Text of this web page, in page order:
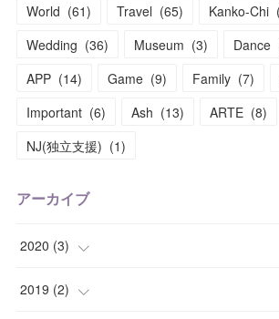
World (61) Travel (65) Kanko-Chi
Wedding (36) Museum (3) Dance
APP (14) Game (9) Family (7)
Important (6) Ash (13) ARTE (8)
NJ(独立支援) (1)
アーカイブ
2020 (3)
(1
2019 (2)